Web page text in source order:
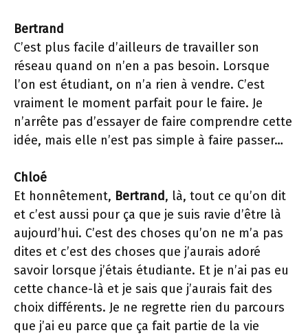
Bertrand
C’est plus facile d’ailleurs de travailler son
réseau quand on n’en a pas besoin. Lorsque
l’on est étudiant, on n’a rien à vendre. C’est
vraiment le moment parfait pour le faire. Je
n’arrête pas d’essayer de faire comprendre cette
idée, mais elle n’est pas simple à faire passer…
Chloé
Et honnêtement, Bertrand, là, tout ce qu’on dit
et c’est aussi pour ça que je suis ravie d’être là
aujourd’hui. C’est des choses qu’on ne m’a pas
dites et c’est des choses que j’aurais adoré
savoir lorsque j’étais étudiante. Et je n’ai pas eu
cette chance-là et je sais que j’aurais fait des
choix différents. Je ne regrette rien du parcours
que j’ai eu parce que ça fait partie de la vie